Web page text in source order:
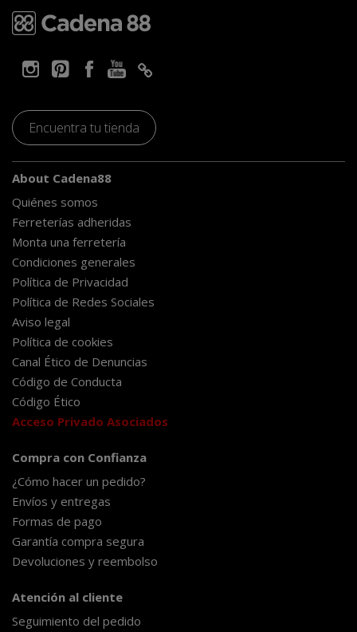
Encuentra tu tienda
About Cadena88
Quiénes somos
Ferreterías adheridas
Monta una ferretería
Condiciones generales
Política de Privacidad
Política de Redes Sociales
Aviso legal
Política de cookies
Canal Ético de Denuncias
Código de Conducta
Código Ético
Acceso Privado Asociados
Compra con Confianza
¿Cómo hacer un pedido?
Envíos y entregas
Formas de pago
Garantía compra segura
Devoluciones y reembolso
Atención al cliente
Seguimiento del pedido